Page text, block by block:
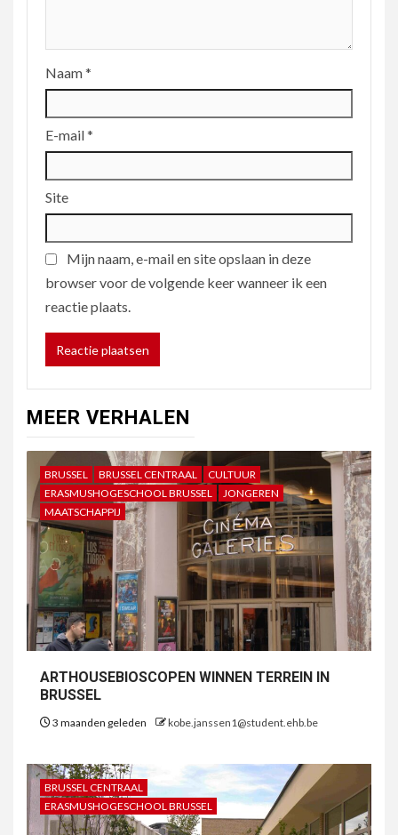
Naam*
E-mail*
Site
Mijn naam, e-mail en site opslaan in deze
browser voor de volgende keer wanneer ik een
reactie plaats.
MEER VERHALEN
BRUSSEL BRUSSEL CENTRAAL
CULTUUR
ERASMUSHOGESCHOOL BRUSSEL
JONGEREN
MAATSCHAPPIJ
ARTHOUSEBIOSCOPEN WINNEN TERREIN IN
BRUSSEL
3 maanden geleden kobe.janssen1@student.ehb.be
BRUSSEL CENTRAAL
ERASMUSHOGESCHOOL BRUSSEL